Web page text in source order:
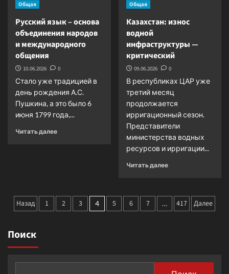
конце
канала
пора
Общая
Русский язык – основа
объединения народов
и международного
общения
10.06.2026 0
Стало уже традицией в
день рождения А.С.
Пушкина, а это было 6
июня 1799 года,...
Читать далееПрочитать
объединения
народов
Общая
Казахстан: износ
водной
инфраструктуры —
критический
09.06.2026 0
В республиках ЦАР уже
третий месяц
продолжается
ирригационный сезон.
Представители
министерства водных
ресурсов и ирригации...
Читать далееПрочитать
износ
водной
Пагинация
Назад 1 2 3 4 5 6 7 … 417 Далее
Поиск